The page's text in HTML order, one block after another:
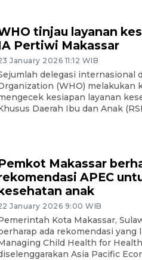
tinjau layanan
Pertiwi Makassar
January 2026 11:12 WIB
delegasi internasional
(WHO) melakukan
kesiapan layanan
Daerah Ibu dan Anak
Makassar
APEC
anak
January 2026 9:00 WIB
Kota Makassar,
ada rekomendasi yang
Child Health for
Asia Pacific